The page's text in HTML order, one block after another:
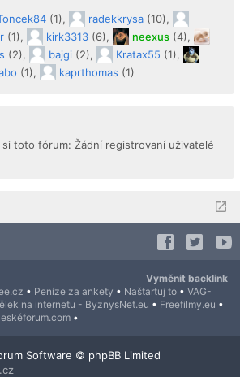
(1), radekkrysa (10),
(1), kirk3313 (6), neexus (4),
(2), bajgi (2), Kratax55 (1),
(1), kaprthomas (1)
toto fórum: Žádní registrovaní uživatelé
Vyměnit backlink
• Peníze za ankety • Naštartuj to • VAG-
na internetu - ByznysNet.eu • Freefilmy.eu •
•
Software © phpBB Limited